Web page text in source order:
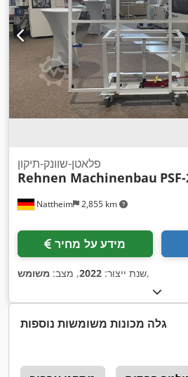
Nattheim 2,855 km
פלאטן-שוונק-תיקון
Rehnen Machinenbau
מידע על מחיר
שנת ייצור: 2022, מצב: משומש ,
גלה מכונות משומשות נוספות